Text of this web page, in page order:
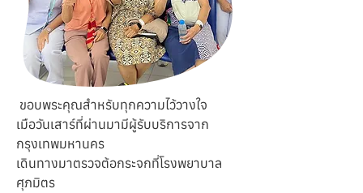
ขอบพระคุณสำหรับทุกความไว้วางใจ
เมือวันเสาร์ที่ผ่านมามีผู้รับบริการจาก
กรุงเทพมหานคร
เดินทางมาตรวจต้อกระจกที่โรงพยาบาล
ศุภมิตร